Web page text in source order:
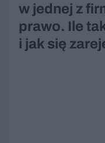
w jednej z
prawo. Ile
i jak się